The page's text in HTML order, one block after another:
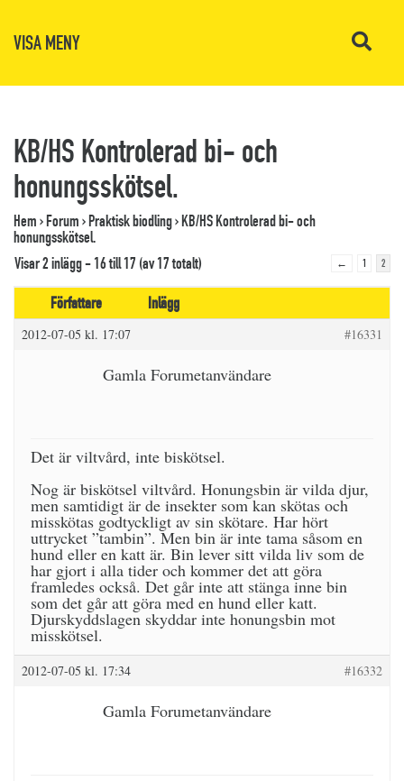
VISA MENY
KB/HS Kontrolerad bi- och
honungsskötsel.
Hem›Forum›Praktisk biodling›KB/HS Kontrolerad bi- och
honungsskötsel.
Visar 2 inlägg - 16 till 17 (av 17 totalt)
← 1 2
Författare Inlägg
2012-07-05 kl. 17:07 #16331
Gamla Forumetanvändare
Det är viltvård, inte biskötsel.
Nog är biskötsel viltvård. Honungsbin är vilda djur,
men samtidigt är de insekter som kan skötas och
misskötas godtyckligt av sin skötare. Har hört
uttrycket ”tambin”. Men bin är inte tama såsom en
hund eller en katt är. Bin lever sitt vilda liv som de
har gjort i alla tider och kommer det att göra
framledes också. Det går inte att stänga inne bin
som det går att göra med en hund eller katt.
Djurskyddslagen skyddar inte honungsbin mot
misskötsel.
2012-07-05 kl. 17:34 #16332
Gamla Forumetanvändare